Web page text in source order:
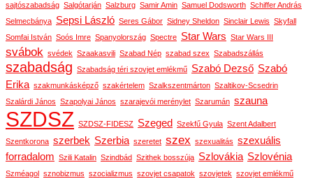
sajtószabadság Salgótarján Salzburg Samir Amin Samuel Dodsworth Schiffer András
Selmecbánya Sepsi László Seres Gábor Sidney Sheldon Sinclair Lewis Skyfall
Somfai István Soós Imre Spanyolország Spectre Star Wars Star Wars III
svábok svédek Szaakasvili Szabad Nép szabad szex Szabadszállás
szabadság Szabadság téri szovjet emlékmű Szabó Dezső Szabó
Erika szakmunkásképző szakértelem Szalkszentmárton Szaltikov-Scsedrin
Szalárdi János Szapolyai János szarajevói merénylet Szarumán szauna
SZDSZ SZDSZ-FIDESZ Szeged Szekfű Gyula Szent Adalbert
Szentkorona szerbek Szerbia szeretet szex szexualitás szexuális
forradalom Szili Katalin Szindbád Szithek bosszúja Szlovákia Szlovénia
Szméagol sznobizmus szocializmus szovjet csapatok szovjetek szovjet emlékmű